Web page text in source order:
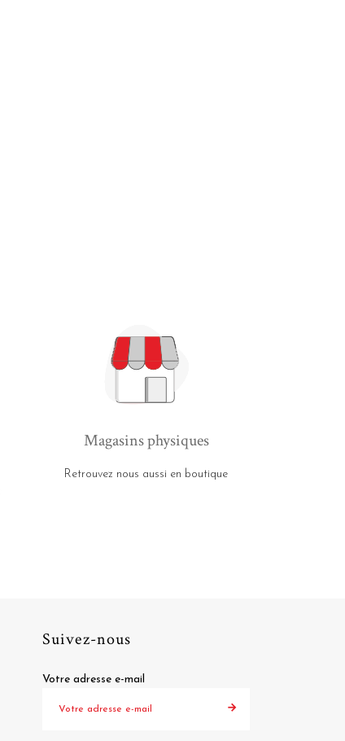
Magasins physiques
Retrouvez nous aussi en boutique
Suivez-nous
Votre adresse e-mail